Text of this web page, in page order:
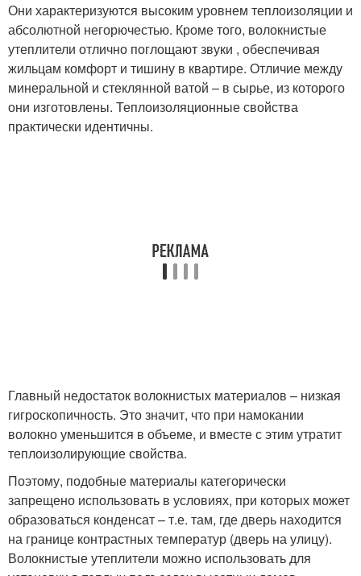
Они характеризуются высоким уровнем теплоизоляции и
абсолютной негорючестью. Кроме того, волокнистые
утеплители отлично поглощают звуки , обеспечивая
жильцам комфорт и тишину в квартире. Отличие между
минеральной и стеклянной ватой – в сырье, из которого
они изготовлены. Теплоизоляционные свойства
практически идентичны.
Главный недостаток волокнистых материалов – низкая
гигроскопичность. Это значит, что при намокании
волокно уменьшится в объеме, и вместе с этим утратит
теплоизолирующие свойства.
Поэтому, подобные материалы категорически
запрещено использовать в условиях, при которых может
образоваться конденсат – т.е. там, где дверь находится
на границе контрастных температур (дверь на улицу).
Волокнистые утеплители можно использовать для